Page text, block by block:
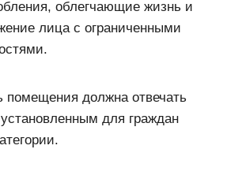
облегчающие жизнь и
лица с ограниченными
должна отвечать
для граждан